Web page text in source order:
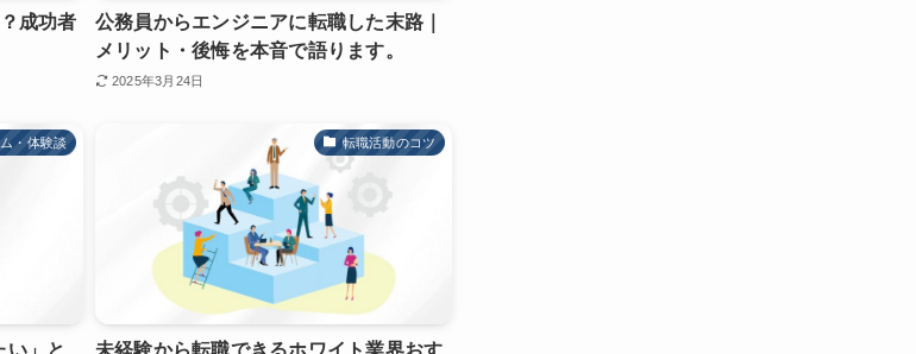
成功者
公務員からエンジニアに転職した末路｜
メリット・後悔を本音で語ります。
2025年3月24日
・体験談
い」と
転職活動のコツ
未経験から転職できるホワイト業界おす